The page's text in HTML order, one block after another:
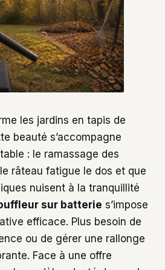
les jardins en tapis de
beauté s’accompagne
: le ramassage des
râteau fatigue le dos et que
nuisent à la tranquillité
sur batterie s’impose
efficace. Plus besoin de
ou de gérer une rallonge
Face à une offre